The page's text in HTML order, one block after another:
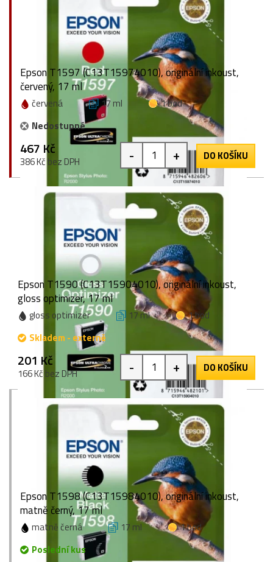
Epson T1597 (C13T15974010), originální inkoust,
červený, 17 ml
červená 17 ml
1 bod
Nedostupné
467 Kč
386 Kč bez DPH - + DO KOŠÍKU
Epson T1590 (C13T15904010), originální inkoust,
gloss optimizer, 17 ml
gloss optimizer 17 ml
1 bod
Skladem - externě
201 Kč
166 Kč bez DPH - + DO KOŠÍKU
Epson T1598 (C13T15984010), originální inkoust,
matně černý, 17 ml
matně černá 17 ml
1 bod
Poslední kus